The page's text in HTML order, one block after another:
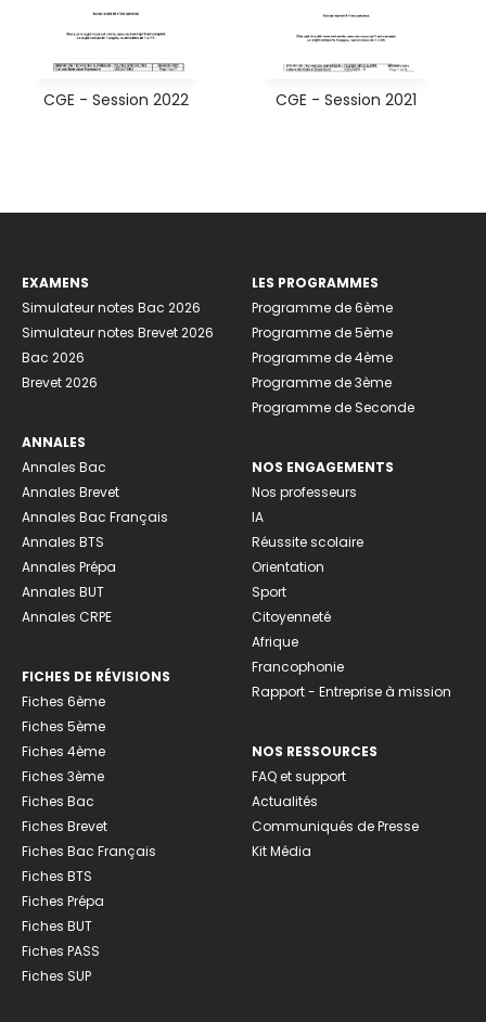
CGE - Session 2022 CGE - Session 2021
EXAMENS
Simulateur notes Bac 2026
Simulateur notes Brevet 2026
Bac 2026
Brevet 2026
ANNALES
Annales Bac
Annales Brevet
Annales Bac Français
Annales BTS
Annales Prépa
Annales BUT
Annales CRPE
FICHES DE RÉVISIONS
Fiches 6ème
Fiches 5ème
Fiches 4ème
Fiches 3ème
Fiches Bac
Fiches Brevet
Fiches Bac Français
Fiches BTS
Fiches Prépa
Fiches BUT
Fiches PASS
Fiches SUP
LES PROGRAMMES
Programme de 6ème
Programme de 5ème
Programme de 4ème
Programme de 3ème
Programme de Seconde
NOS ENGAGEMENTS
Nos professeurs
IA
Réussite scolaire
Orientation
Sport
Citoyenneté
Afrique
Francophonie
Rapport - Entreprise à mission
NOS RESSOURCES
FAQ et support
Actualités
Communiqués de Presse
Kit Média